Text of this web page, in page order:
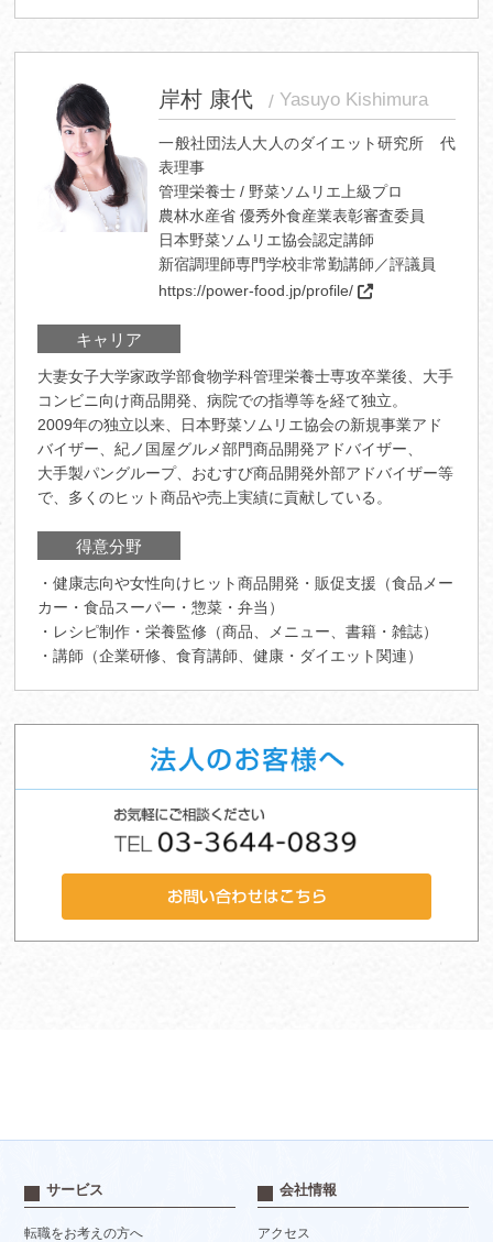
キャリア
大妻女子大学家政学部食物学科管理栄養士専攻卒業後、大手
コンビニ向け商品開発、病院での指導等を経て独立。
2009年の独立以来、日本野菜ソムリエ協会の新規事業アド
バイザー、紀ノ国屋グルメ部門商品開発アドバイザー、
大手製パングループ、おむすび商品開発外部アドバイザー等
で、多くのヒット商品や売上実績に貢献している。
得意分野
・健康志向や女性向けヒット商品開発・販促支援（食品メー
カー・食品スーパー・惣菜・弁当）
・レシピ制作・栄養監修（商品、メニュー、書籍・雑誌）
・講師（企業研修、食育講師、健康・ダイエット関連）
岸村 康代 Yasuyo Kishimura
一般社団法人大人のダイエット研究所 代
表理事
管理栄養士 / 野菜ソムリエ上級プロ
農林水産省 優秀外食産業表彰審査委員
日本野菜ソムリエ協会認定講師
新宿調理師専門学校非常勤講師／評議員
https://power-food.jp/profile/
サービス
転職をお考えの方へ
会社情報
アクセス